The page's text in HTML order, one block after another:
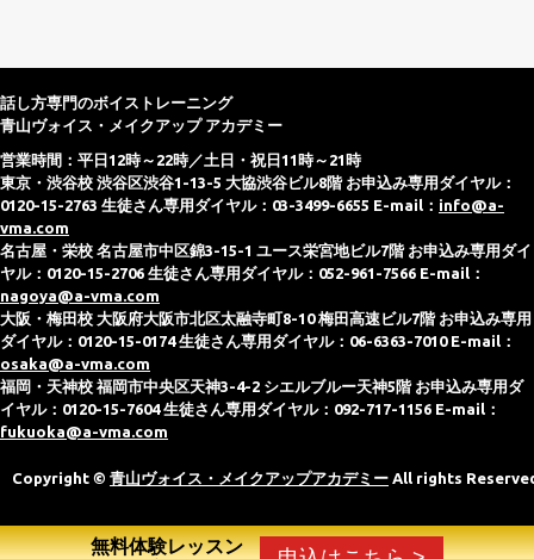
無料体験レッスン
話し方専門のボイストレーニング
青山ヴォイス・メイクアップ アカデミー
営業時間：平日12時～22時／土日・祝日11時～21時
東京・渋谷校 渋谷区渋谷1-13-5 大協渋谷ビル8階 お申込み専用ダイヤル：
0120-15-2763 生徒さん専用ダイヤル：03-3499-6655 E-mail： info@a-
vma.com
名古屋・栄校 名古屋市中区錦3-15-1 ユース栄宮地ビル7階 お申込み専用ダイ
ヤル：0120-15-2706 生徒さん専用ダイヤル：052-961-7566 E-mail：
nagoya@a-vma.com
大阪・梅田校 大阪府大阪市北区太融寺町8-10 梅田高速ビル7階 お申込み専用
ダイヤル：0120-15-0174 生徒さん専用ダイヤル：06-6363-7010 E-mail：
osaka@a-vma.com
福岡・天神校 福岡市中央区天神3-4-2 シエルブルー天神5階 お申込み専用ダ
イヤル：0120-15-7604 生徒さん専用ダイヤル：092-717-1156 E-mail：
fukuoka@a-vma.com
Copyright © 青山ヴォイス・メイクアップアカデミー All rights